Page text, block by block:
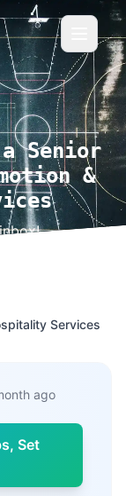
Senior
&
Services
ago
Set